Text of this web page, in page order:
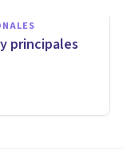
principales